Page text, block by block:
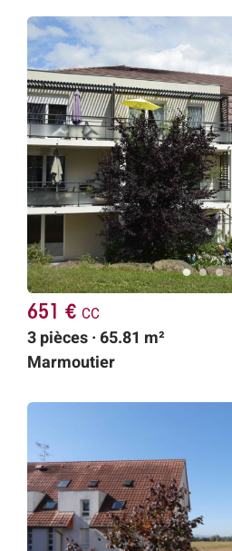
651 € cc
3 pièces · 65.81 m²
Marmoutier